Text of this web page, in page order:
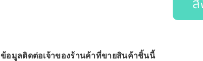
ข้อมูลติดต่อเจ้าของร้านค้าที่ขายสินค้าชิ้นนี้